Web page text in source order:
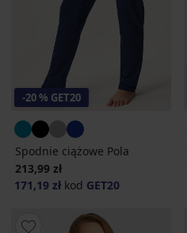
-20 % GET20
Spodnie ciążowe Pola
213,99 zł
171,19 zł kod GET20